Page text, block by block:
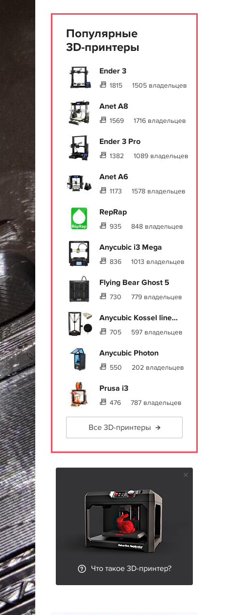
Популярные
3D-принтеры
Ender 3
1815 1505 владельцев
Anet A8
1569 1716 владельцев
Ender 3 Pro
1382 1089 владельцев
Anet A6
1173 1578 владельцев
RepRap
935 848 владельцев
Anycubic i3 Mega
836 1013 владельцев
Flying Bear Ghost 5
730 779 владельцев
Anycubic Kossel line...
705 597 владельцев
Anycubic Photon
550 202 владельцев
Prusa i3
476 787 владельцев
Все 3D-принтеры
Что такое 3D-принтер?